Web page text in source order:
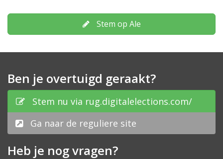
Stem op Ale
Ben je overtuigd geraakt?
Stem nu via rug.digitalelections.com/
Ga naar de reguliere site
Heb je nog vragen?